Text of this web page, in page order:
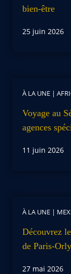
bien-être
25 juin 2026
À LA UNE |
Voyage au
agences
11 juin 2026
À LA UNE |
Découvrez
de Paris-Orly
27 mai 2026